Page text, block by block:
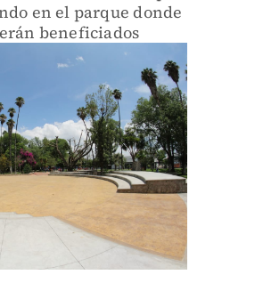
en el parque donde
beneficiados